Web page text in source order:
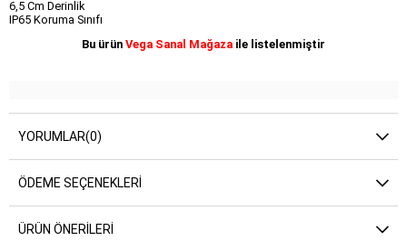
6,5 Cm Derinlik
IP65 Koruma Sınıfı
Bu ürün Vega Sanal Mağaza ile listelenmiştir
YORUMLAR(0)
ÖDEME SEÇENEKLERI
ÜRÜN ÖNERILERI